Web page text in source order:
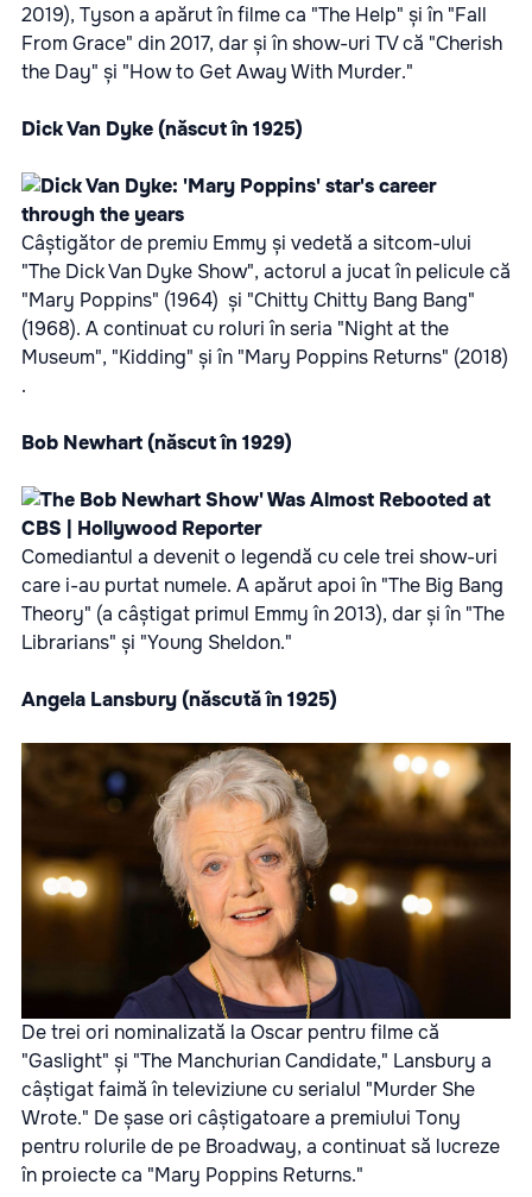
2019), Tyson a apărut în filme ca "The Help" și în "Fall
From Grace" din 2017, dar și în show-uri TV că "Cherish
the Day" și "How to Get Away With Murder."
Dick Van Dyke (născut în 1925)
Câștigător de premiu Emmy și vedetă a sitcom-ului
"The Dick Van Dyke Show", actorul a jucat în pelicule că
"Mary Poppins" (1964) și "Chitty Chitty Bang Bang"
(1968). A continuat cu roluri în seria "Night at the
Museum", "Kidding" și în "Mary Poppins Returns" (2018)
.
Bob Newhart (născut în 1929)
Comediantul a devenit o legendă cu cele trei show-uri
care i-au purtat numele. A apărut apoi în "The Big Bang
Theory" (a câștigat primul Emmy în 2013), dar și în "The
Librarians" și "Young Sheldon."
Angela Lansbury (născută în 1925)
De trei ori nominalizată la Oscar pentru filme că
"Gaslight" și "The Manchurian Candidate," Lansbury a
câștigat faimă în televiziune cu serialul "Murder She
Wrote." De șase ori câștigatoare a premiului Tony
pentru rolurile de pe Broadway, a continuat să lucreze
în proiecte ca "Mary Poppins Returns."